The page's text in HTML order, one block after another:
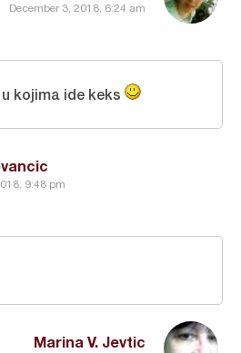
December 3, 2018, 6:24 am
9:48 pm
kojima ide keks
Marina V. Jevtic